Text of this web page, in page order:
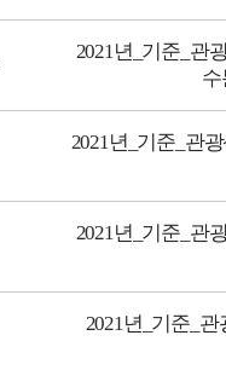
2021년_기준_관
수
2021년_기준_관
2021년_기준_관
2021년_기준_관